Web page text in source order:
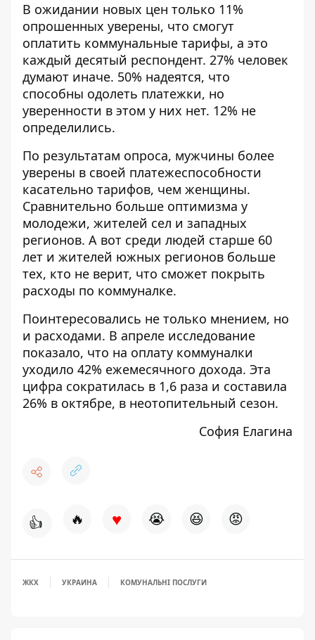
В ожидании новых цен только 11%
опрошенных уверены, что смогут
оплатить коммунальные тарифы, а это
каждый десятый респондент. 27% человек
думают иначе. 50% надеятся, что
способны одолеть платежки, но
уверенности в этом у них нет. 12% не
определились.
По результатам опроса, мужчины более
уверены в своей платежеспособности
касательно тарифов, чем женщины.
Сравнительно больше оптимизма у
молодежи, жителей сел и западных
регионов. А вот среди людей старше 60
лет и жителей южных регионов больше
тех, кто не верит, что сможет покрыть
расходы по коммуналке.
Поинтересовались не только мнением, но
и расходами. В апреле исследование
показало, что на оплату коммуналки
уходило 42% ежемесячного дохода. Эта
цифра сократилась в 1,6 раза и составила
26% в октябре, в неотопительный сезон.
София Елагина
👍 🔥 ♥ 😭 😆 😡
ЖКХ УКРАИНА КОМУНАЛЬНІ ПОСЛУГИ